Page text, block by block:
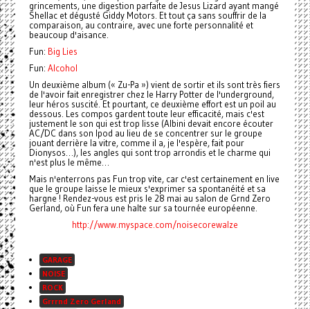
grincements, une digestion parfaite de Jesus Lizard ayant mangé
Shellac et dégusté Giddy Motors. Et tout ça sans souffrir de la
comparaison, au contraire, avec une forte personnalité et
beaucoup d'aisance.
Fun: Big Lies
Fun: Alcohol
Un deuxième album (« Zu-Pa ») vient de sortir et ils sont très fiers
de l'avoir fait enregistrer chez le Harry Potter de l'underground,
leur héros suscité. Et pourtant, ce deuxième effort est un poil au
dessous. Les compos gardent toute leur efficacité, mais c'est
justement le son qui est trop lisse (Albini devait encore écouter
AC/DC dans son Ipod au lieu de se concentrer sur le groupe
jouant derrière la vitre, comme il a, je l'espère, fait pour
Dionysos…), les angles qui sont trop arrondis et le charme qui
n'est plus le même…
Mais n'enterrons pas Fun trop vite, car c'est certainement en live
que le groupe laisse le mieux s'exprimer sa spontanéité et sa
hargne ! Rendez-vous est pris le 28 mai au salon de Grnd Zero
Gerland, où Fun fera une halte sur sa tournée européenne.
http://www.myspace.com/noisecorewalze
GARAGE
NOISE
ROCK
Grrrnd Zero Gerland